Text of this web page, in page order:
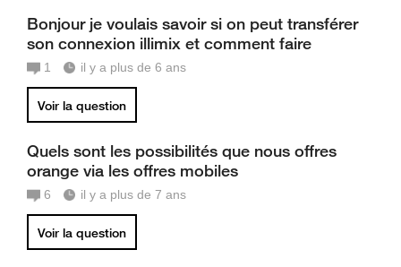
Bonjour je voulais savoir si on peut transférer
son connexion illimix et comment faire
1 il y a plus de 6 ans
Voir la question
Quels sont les possibilités que nous offres
orange via les offres mobiles
6 il y a plus de 7 ans
Voir la question